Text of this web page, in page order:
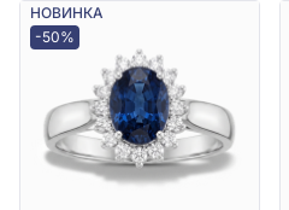
НОВИНКА
-50%